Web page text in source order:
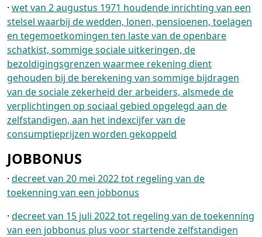
· wet van 2 augustus 1971 houdende inrichting van een
stelsel waarbij de wedden, lonen, pensioenen, toelagen
en tegemoetkomingen ten laste van de openbare
schatkist, sommige sociale uitkeringen, de
bezoldigingsgrenzen waarmee rekening dient
gehouden bij de berekening van sommige bijdragen
van de sociale zekerheid der arbeiders, alsmede de
verplichtingen op sociaal gebied opgelegd aan de
zelfstandigen, aan het indexcijfer van de
consumptieprijzen worden gekoppeld
JOBBONUS
· decreet van 20 mei 2022 tot regeling van de
toekenning van een jobbonus
· decreet van 15 juli 2022 tot regeling van de toekenning
van een jobbonus plus voor startende zelfstandigen